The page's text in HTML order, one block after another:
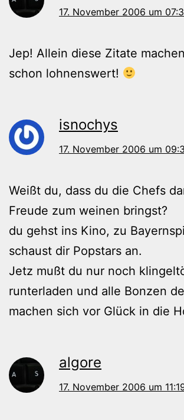
17. November 2006 um
Jep! Allein diese Zitate
schon lohnenswert!
isnochys
17. November 2006 um
Weißt du, dass du die Chefs
Freude zum weinen bringst?
du gehst ins Kino, zu
schaust dir Popstars an.
Jetz mußt du nur noch
runterladen und alle Bonzen
machen sich vor Glück in die
algore
17. November 2006 um